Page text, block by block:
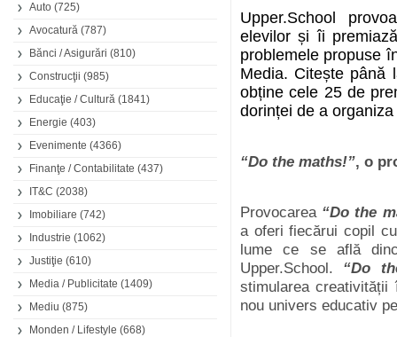
Auto (725)
Avocatură (787)
Bănci / Asigurări (810)
Construcţii (985)
Educaţie / Cultură (1841)
Energie (403)
Evenimente (4366)
Finanţe / Contabilitate (437)
IT&C (2038)
Imobiliare (742)
Industrie (1062)
Justiţie (610)
Media / Publicitate (1409)
Mediu (875)
Monden / Lifestyle (668)
Upper.School
elevilor și îi
problemele propuse
Media. Citește
obține cele 25 de
dorinței de a
“Do the maths!”, o
Provocarea “Do the
a oferi fiecărui copil
lume ce se află
Upper.School. “Do
stimularea creativității
nou univers educativ